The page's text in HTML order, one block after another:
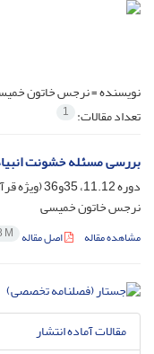
نویسنده =نرجس خاتون
تعداد مقالات: 1
بررسی مسئله خشونت
دوره 11.12، 35و36 (ویژه قرآن و عهدین)، فروردین 1395، صفحه
نرجس خاتون خمیسی
مشاهده مقاله اصل مقاله M
مقالات آماده انتشار